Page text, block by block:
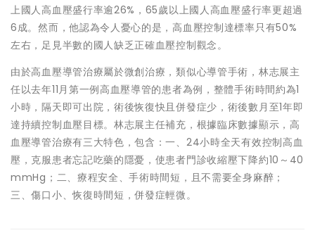
上國人高血壓盛行率逾26%，65歲以上國人高血壓盛行率更超過
6成。然而，他認為令人憂心的是，高血壓控制達標率只有50%
左右，足見半數的國人缺乏正確血壓控制觀念。
由於高血壓導管治療屬於微創治療，類似心導管手術，林志展主
任以去年11月第一例高血壓導管的患者為例，整體手術時間約為1
小時，隔天即可出院，術後恢復快且併發症少，術後數月至1年即
達持續控制血壓目標。林志展主任補充，根據臨床數據顯示，高
血壓導管治療有三大特色，包含：一、24小時全天有效控制高血
壓，克服患者忘記吃藥的隱憂，使患者門診收縮壓下降約10～40
mmHg；二、療程安全、手術時間短，且不需要全身麻醉；
三、傷口小、恢復時間短，併發症輕微。